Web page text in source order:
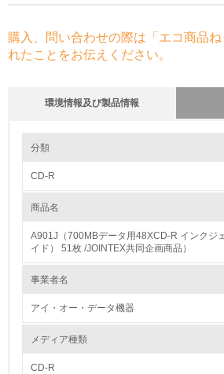
購入、問い合わせの際は「エコ商品
れたことをお伝えください。
環境情報及び製品情報
1.環境取り組み体制
1.
環境方針を持っている
環境対応の責任体制を定めている
分類
CD-R
商品名
A901J（700MBデータ用48XCD-R インクジ
イド） 51枚 /JOINTEX共同企画商品）
事業者名
アイ・オー・データ機器
メディア種類
CD-R